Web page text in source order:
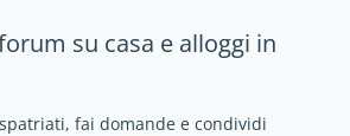
su casa e alloggi in
fai domande e condividi